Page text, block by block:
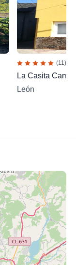
(11)
La Casita
León